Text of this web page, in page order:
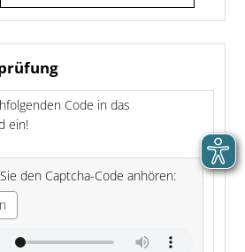
Code in das
ein!
den Captcha-Code anhören: